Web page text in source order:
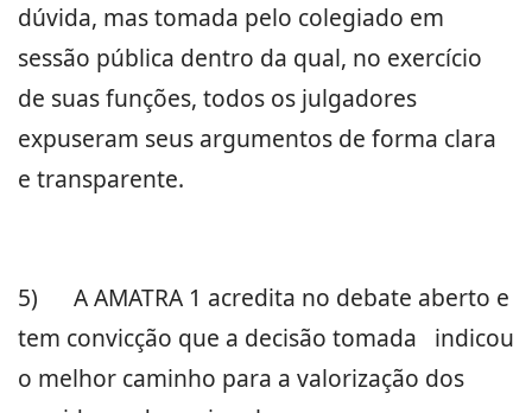
dúvida, mas tomada pelo colegiado em
sessão pública dentro da qual, no exercício
de suas funções, todos os julgadores
expuseram seus argumentos de forma clara
e transparente.
5) A AMATRA 1 acredita no debate aberto e
tem convicção que a decisão tomada indicou
o melhor caminho para a valorização dos